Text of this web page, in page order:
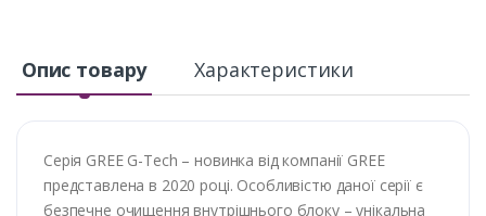
Опис товару Характеристики
Серія GREE G-Tech – новинка від компанії GREE
представлена в 2020 році. Особливістю даної серії є
безпечне очищення внутрішнього блоку – унікальна